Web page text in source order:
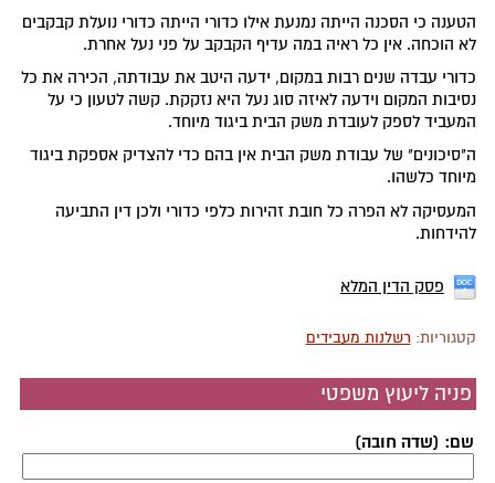
הטענה כי הסכנה הייתה נמנעת אילו כדורי הייתה כדורי נועלת קבקבים
לא הוכחה. אין כל ראיה במה עדיף הקבקב על פני נעל אחרת.
כדורי עבדה שנים רבות במקום, ידעה היטב את עבודתה, הכירה את כל
נסיבות המקום וידעה לאיזה סוג נעל היא נזקקת. קשה לטעון כי על
המעביד לספק לעובדת משק הבית ביגוד מיוחד.
ה"סיכונים" של עבודת משק הבית אין בהם כדי להצדיק אספקת ביגוד
מיוחד כלשהו.
המעסיקה לא הפרה כל חובת זהירות כלפי כדורי ולכן דין התביעה
להידחות.
פסק הדין המלא
קטגוריות:רשלנות מעבידים
פניה ליעוץ משפטי
שם: (שדה חובה)